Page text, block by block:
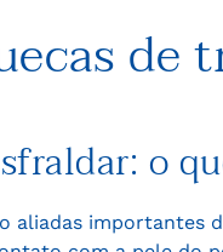
de
o
aliadas importantes